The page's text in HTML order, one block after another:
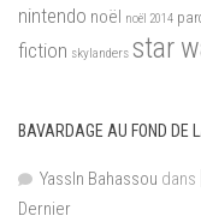
nintendo noël noël 2014
fiction skylanders star
BAVARDAGE AU FOND DE
YassIn Bahassou dans
Dernier